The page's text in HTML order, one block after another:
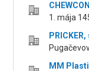
1. mája
MM